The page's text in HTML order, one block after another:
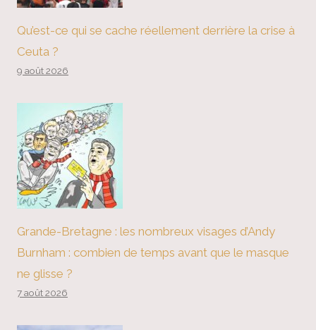
Qu’est-ce qui se cache réellement derrière la crise à
Ceuta ?
9 août 2026
Grande-Bretagne : les nombreux visages d’Andy
Burnham : combien de temps avant que le masque
ne glisse ?
7 août 2026